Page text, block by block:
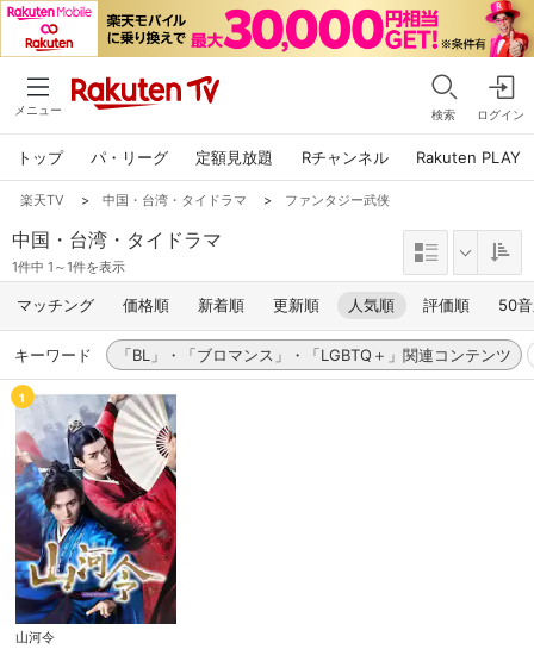
メニュー 検索 ログイン
トップ パ・リーグ 定額見放題 Rチャンネル Rakuten PLAY
楽天TV > 中国・台湾・タイドラマ > ファンタジー武侠
中国・台湾・タイドラマ
1件中 1～1件を表示
マッチング 価格順 新着順 更新順 人気順 評価順 50
キーワード 「BL」・「ブロマンス」・「LGBTQ＋」関連コンテンツ
1
山河令